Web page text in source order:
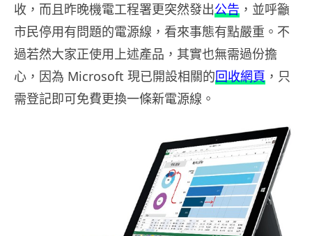
收，而且昨晚機電工程署更突然發出公告 ，並呼籲
市民停用有問題的電源線，看來事態有點嚴重。不
過若然大家正使用上述產品，其實也無需過份擔
心，因為 Microsoft 現已開設相關的回收網頁 ，只
需登記即可免費更換一條新電源線。